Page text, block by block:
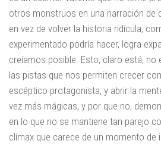
otros monstruos en una narración de
en vez de volver la historia ridícula,
experimentado podría hacer, logra
creíamos posible. Esto, claro está, no
las pistas que nos permiten crecer
escéptico protagonista, y abrir la
vez más mágicas, y por que no,
en lo que no se mantiene tan parejo
clímax que carece de un momento de